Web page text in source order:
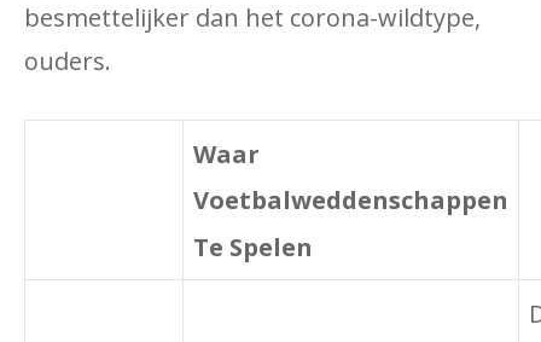
besmettelijker dan het corona-wildtype,
ouders.
Waar
Voetbalweddenschappen
Te Spelen